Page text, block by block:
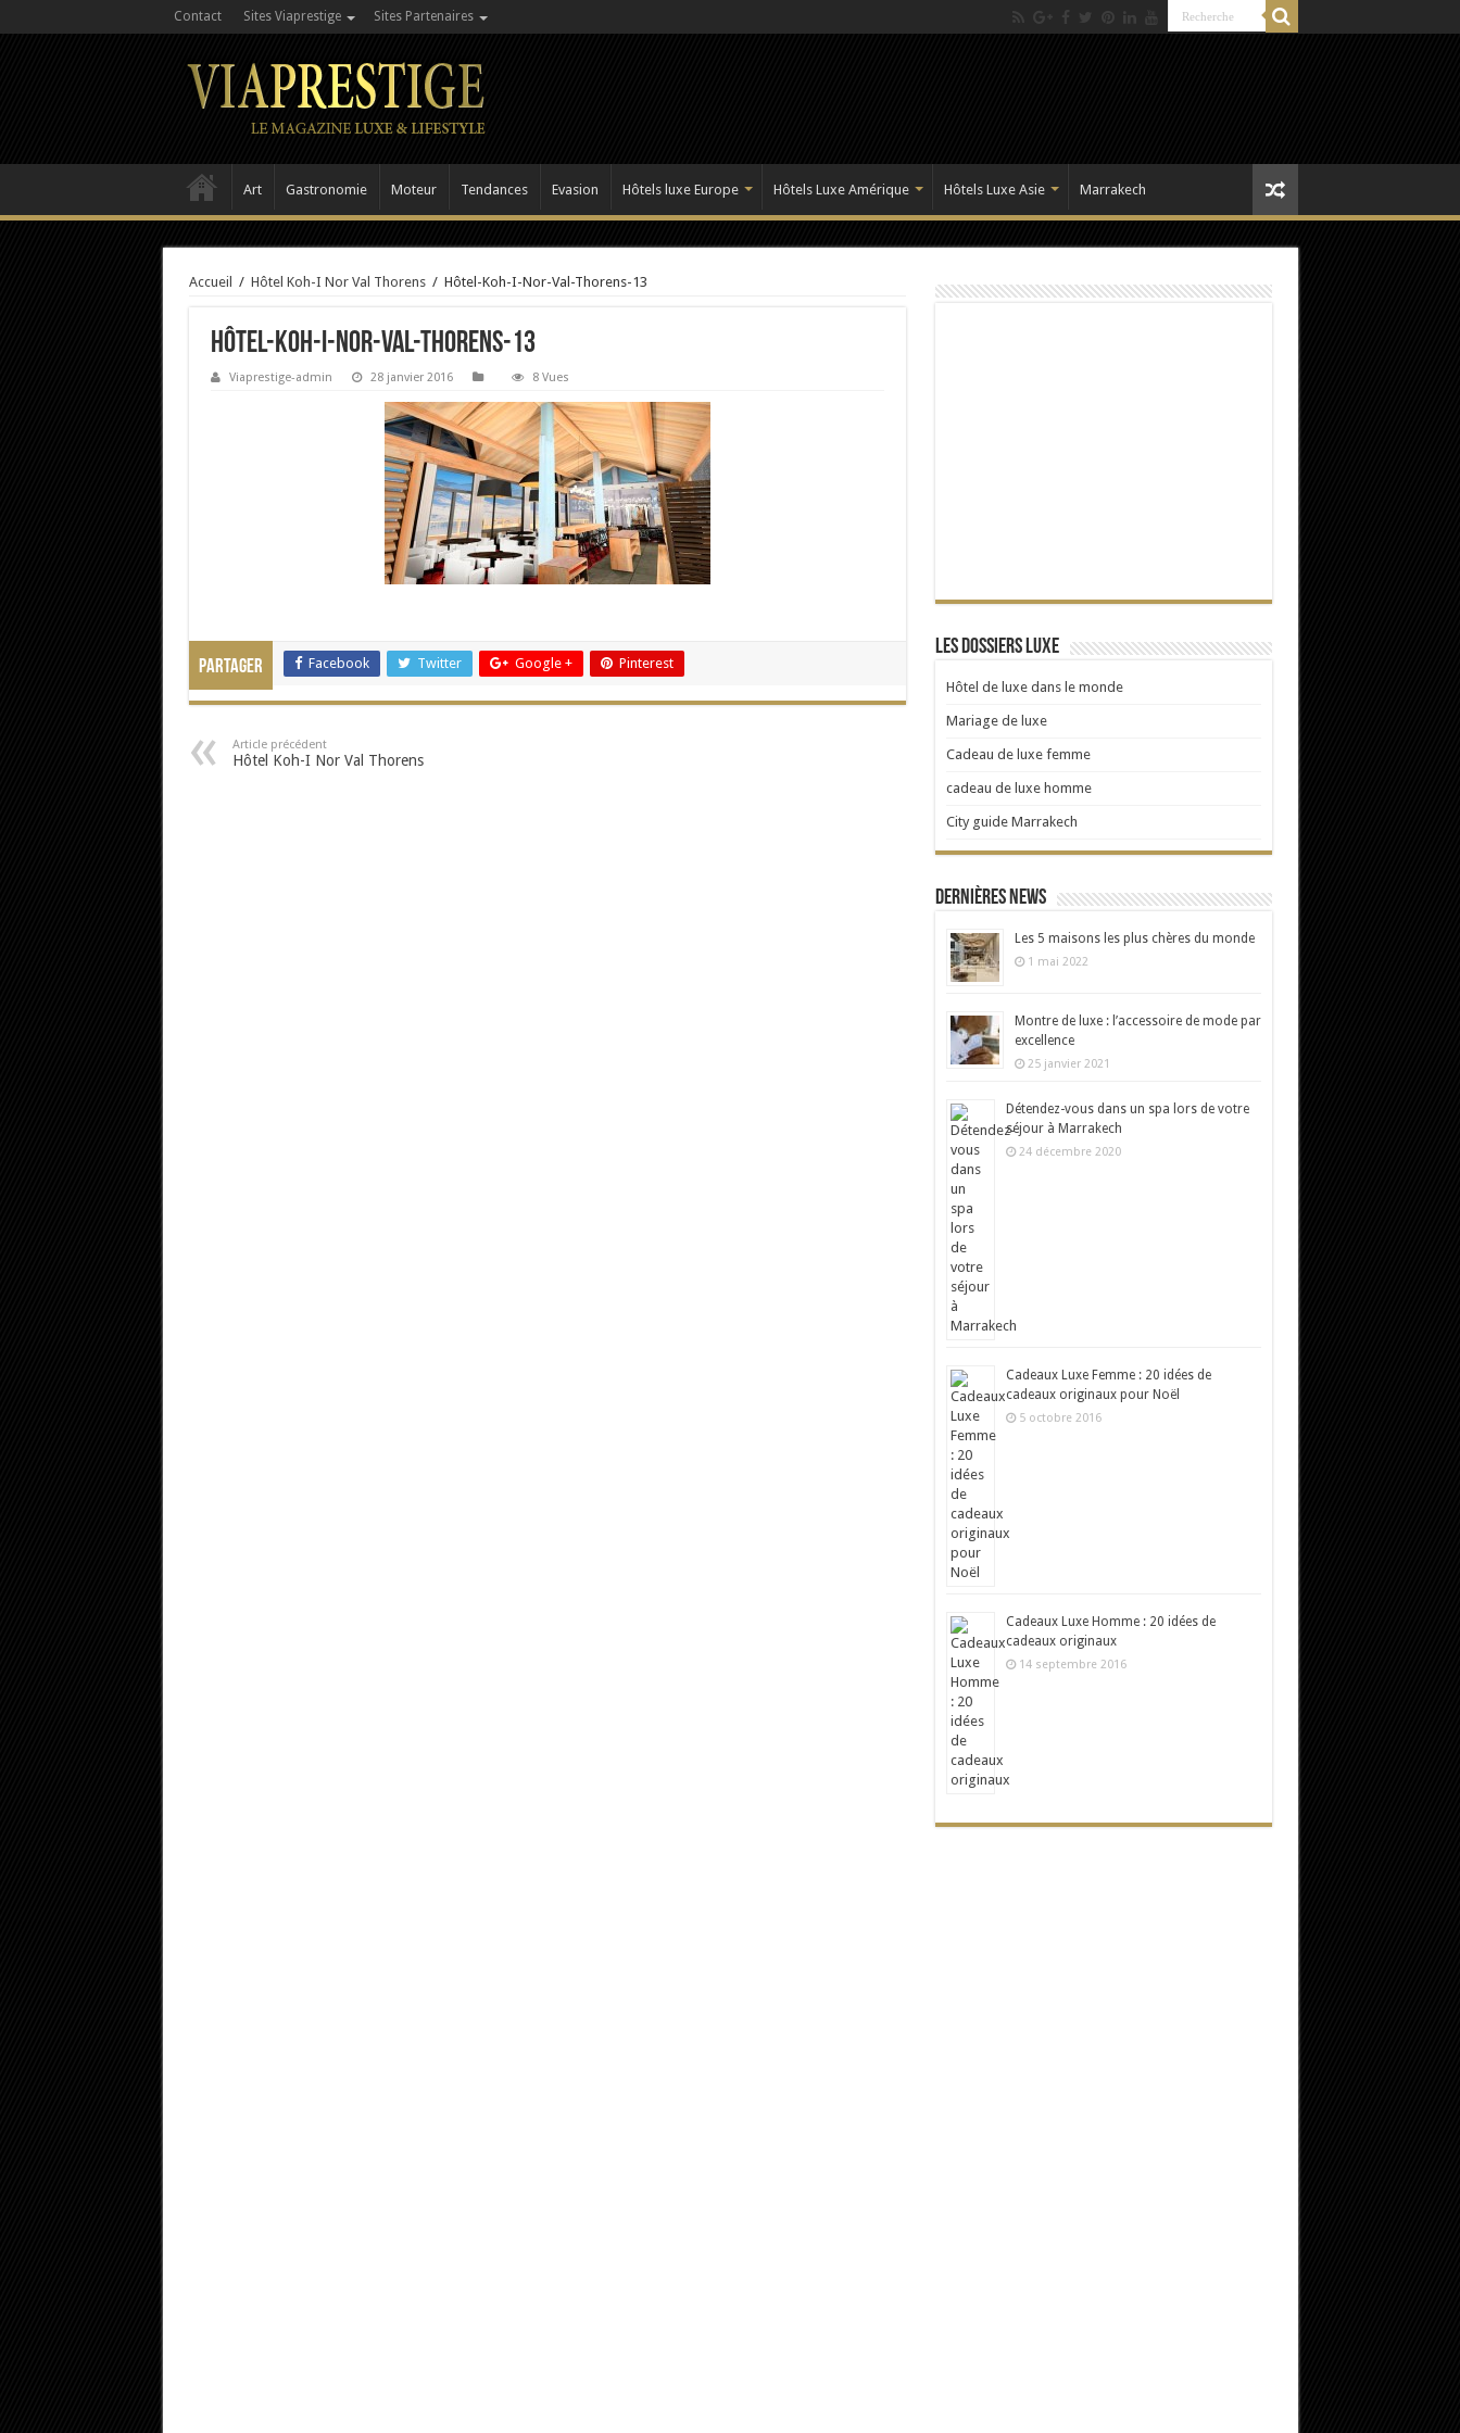
Contact Sites Viaprestige Sites Partenaires
Art Gastronomie Moteur Tendances Evasion Hôtels luxe Europe Hôtels Luxe Amérique Hôtels Luxe Asie Marrakech
Accueil / Hôtel Koh-I Nor Val Thorens / Hôtel-Koh-I-Nor-Val-Thorens-13
Hôtel-Koh-I-Nor-Val-Thorens-13
Viaprestige-admin 28 janvier 2016 8 Vues
Partager Facebook Twitter Google + Pinterest
Article précédent
Hôtel Koh-I Nor Val Thorens
Les dossiers Luxe
Hôtel de luxe dans le monde
Mariage de luxe
Cadeau de luxe femme
cadeau de luxe homme
City guide Marrakech
Dernières news
Les 5 maisons les plus chères du monde
1 mai 2022
Montre de luxe : l’accessoire de mode par
excellence
25 janvier 2021
Détendez-vous dans un spa lors de votre
séjour à Marrakech
24 décembre 2020
Cadeaux Luxe Femme : 20 idées de
cadeaux originaux pour Noël
5 octobre 2016
Cadeaux Luxe Homme : 20 idées de
cadeaux originaux
14 septembre 2016